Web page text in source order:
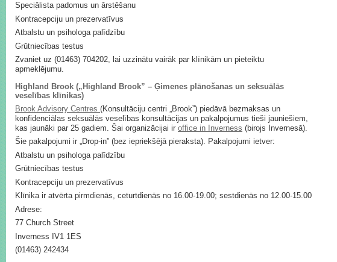
Speciālista padomus un ārstēšanu
Kontracepciju un prezervatīvus
Atbalstu un psihologa palīdzību
Grūtniecības testus
Zvaniet uz (01463) 704202, lai uzzinātu vairāk par klīnikām un pieteiktu
apmeklējumu.
Highland Brook („Highland Brook” – Ģimenes plānošanas un seksuālās
veselības klīnikas)
Brook Advisory Centres (Konsultāciju centri „Brook”) piedāvā bezmaksas un
konfidenciālas seksuālās veselības konsultācijas un pakalpojumus tieši jauniešiem,
kas jaunāki par 25 gadiem. Šai organizācijai ir office in Inverness (birojs Invernesā).
Šie pakalpojumi ir „Drop-in” (bez iepriekšējā pieraksta). Pakalpojumi ietver:
Atbalstu un psihologa palīdzību
Grūtniecības testus
Kontracepciju un prezervatīvus
Klīnika ir atvērta pirmdienās, ceturtdienās no 16.00-19.00; sestdienās no 12.00-15.00
Adrese:
77 Church Street
Inverness IV1 1ES
(01463) 242434